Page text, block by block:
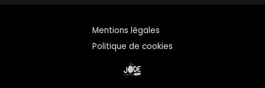
Mentions légales
Politique de cookies